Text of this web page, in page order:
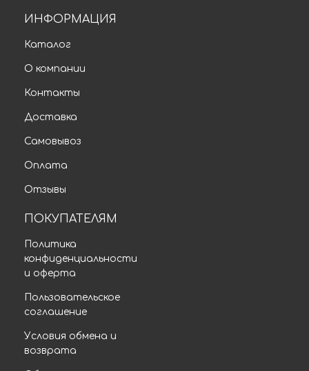
ИНФОРМАЦИЯ
Каталог
О компании
Контакты
Доставка
Самовывоз
Оплата
Отзывы
ПОКУПАТЕЛЯМ
Политика
конфиденциальности
и оферта
Пользовательское
соглашение
Условия обмена и
возврата